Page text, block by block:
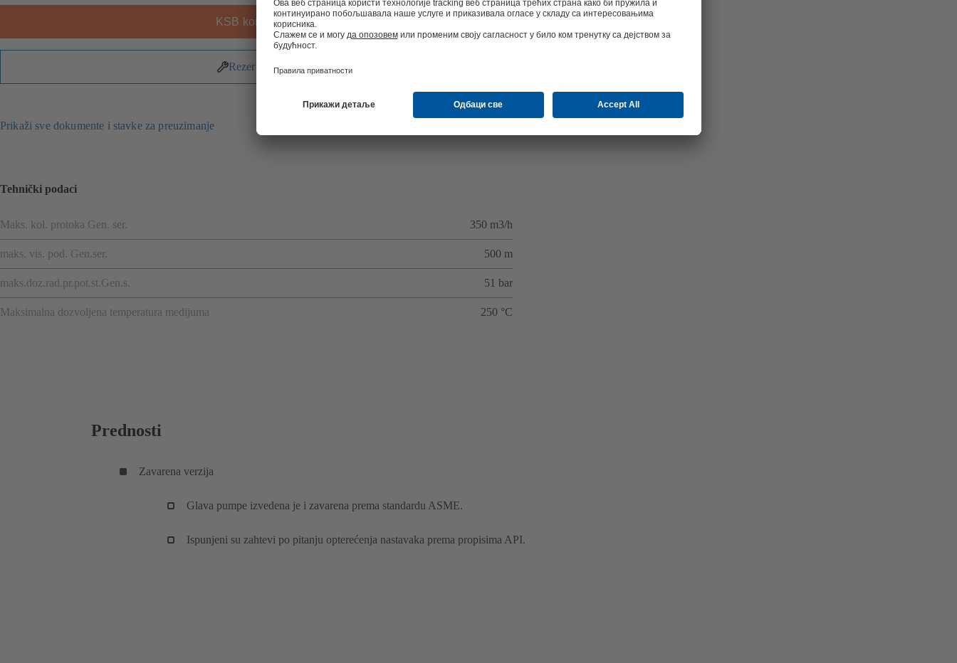
KSB kontakt
Rezervni delovi
Prikaži sve dokumente i stavke za preuzimanje
Tehnički podaci
Maks. kol. protoka Gen. ser. 350 m3/h
maks. vis. pod. Gen.ser. 500 m
maks.doz.rad.pr.pot.st.Gen.s. 51 bar
Maksimalna dozvoljena temperatura medijuma 250 °C
Prednosti
Zavarena verzija
Glava pumpe izvedena je i zavarena prema standardu ASME.
Ispunjeni su zahtevi po pitanju opterećenja nastavaka prema propisima API.